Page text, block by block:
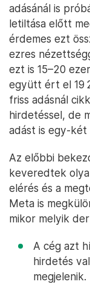
adásánál is
letiltása előtt
érdemes ezt
ezres
ezt is 15–20
együtt ért el 19
friss adásnál
hirdetéssel, de
adást is egy-
Az előbbi
keveredtek
elérés és a
Meta is
mikor melyik
A cég azt
hirdetés